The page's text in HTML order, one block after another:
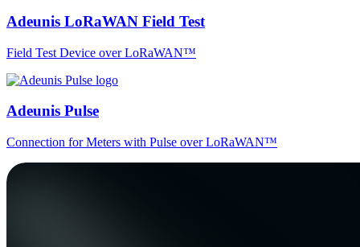
Adeunis LoRaWAN Field Test
Field Test Device over LoRaWAN™
Adeunis Pulse
Connection for Meters with Pulse over LoRaWAN™